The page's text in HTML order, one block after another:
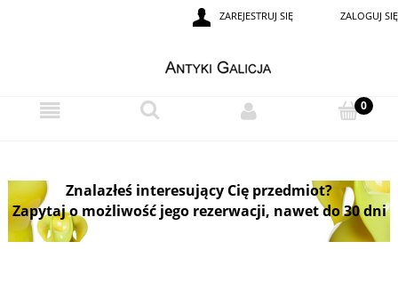
ZAREJESTRUJ SIĘ ZALOGUJ SIĘ
Znalazłeś interesujący Cię przedmiot?
Zapytaj o możliwość jego rezerwacji, nawet do 30 dni